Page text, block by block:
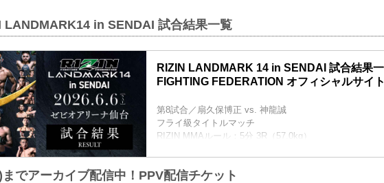
回答締切：2026年6月22日（月）12:00まで
LANDMARK14 in SENDAI 試合結果一覧
RIZIN LANDMARK 14 in SENDAI 試合結果一
FIGHTING FEDERATION オフィシャルサイト
第8試合／扇久保博正 vs. 神龍誠
フライ級タイトルマッチ
RIZIN MMAルール：5分 3R（57.0kg）
≫ 試合結果詳細
でアーカイブ配信中！PPV配信チケット